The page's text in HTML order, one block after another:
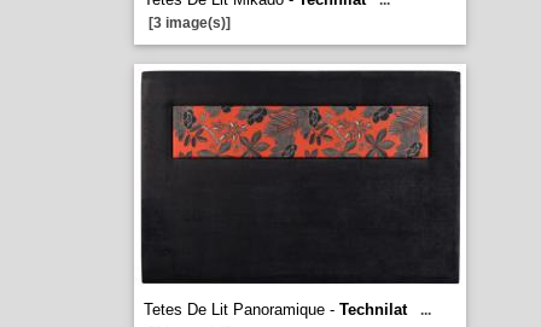
[3 image(s)]
Tetes De Lit Panoramique - Technilat
...